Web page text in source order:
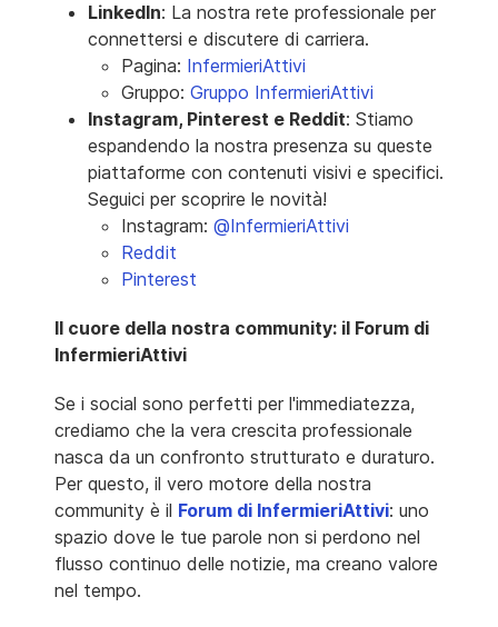
LinkedIn: La nostra rete professionale per
connettersi e discutere di carriera.
Pagina: InfermieriAttivi
Gruppo: Gruppo InfermieriAttivi
Instagram, Pinterest e Reddit: Stiamo
espandendo la nostra presenza su queste
piattaforme con contenuti visivi e specifici.
Seguici per scoprire le novità!
Instagram: @InfermieriAttivi
Reddit
Pinterest
Il cuore della nostra community: il Forum di
InfermieriAttivi
Se i social sono perfetti per l'immediatezza,
crediamo che la vera crescita professionale
nasca da un confronto strutturato e duraturo.
Per questo, il vero motore della nostra
community è il Forum di InfermieriAttivi: uno
spazio dove le tue parole non si perdono nel
flusso continuo delle notizie, ma creano valore
nel tempo.